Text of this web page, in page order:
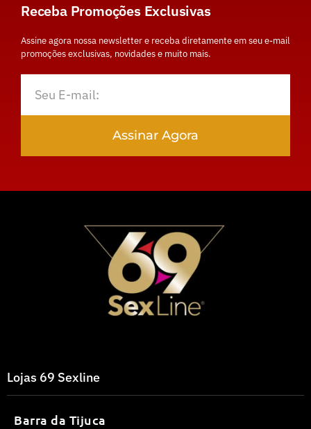
Receba Promoções Exclusivas
Assine agora nossa newsletter e receba diretamente em seu e-mail
promoções exclusivas, novidades e muito mais.
Assinar Agora
Lojas 69 Sexline
Barra da Tijuca